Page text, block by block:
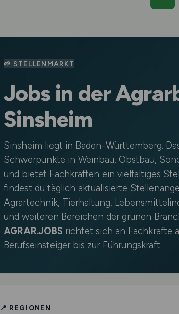
🌱 STELLENMARKT
Jobs in der
Sinsheim
Sinsheim liegt in Baden-Württemberg.
Schwerpunkte in Weinbau, Obstbau,
und bietet Fachkräften ein vielfältiges
findest du täglich aktualisierte
Agrartechnik, Tierhaltung,
und weiteren Bereichen der grünen
AGRAR.JOBS richtet sich an Fachkräfte
Berufseinsteiger bis zur Führungskraft.
📍 REGIONEN